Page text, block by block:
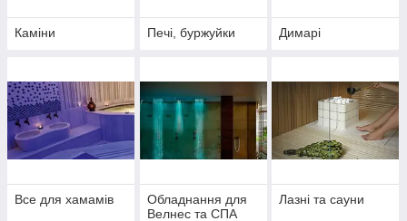
Каміни Печі, буржуйки Димарі
Все для хамамів
Обладнання для
Велнес та СПА
Лазні та сауни